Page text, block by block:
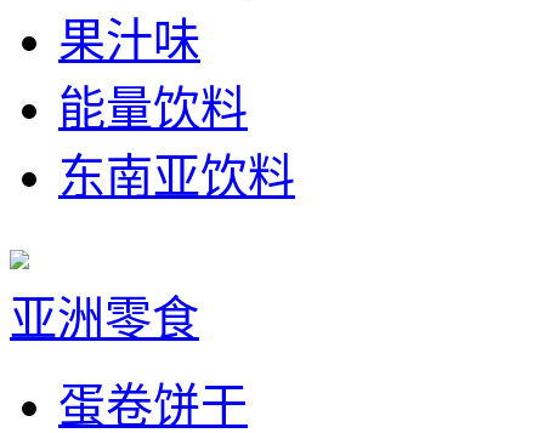
果汁味
能量饮料
东南亚饮料
亚洲零食
蛋卷饼干